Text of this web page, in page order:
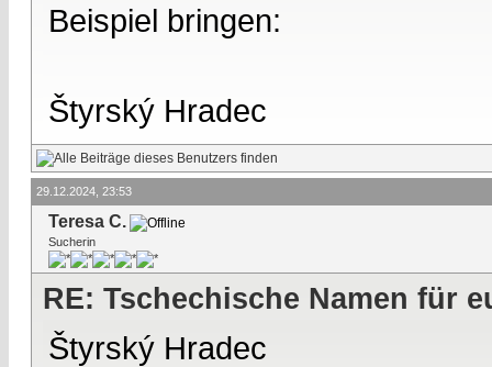
Beispiel bringen:
Štyrský Hradec
29.12.2024, 23:53
Teresa C.
Sucherin
RE: Tschechische Namen für
Štyrský Hradec